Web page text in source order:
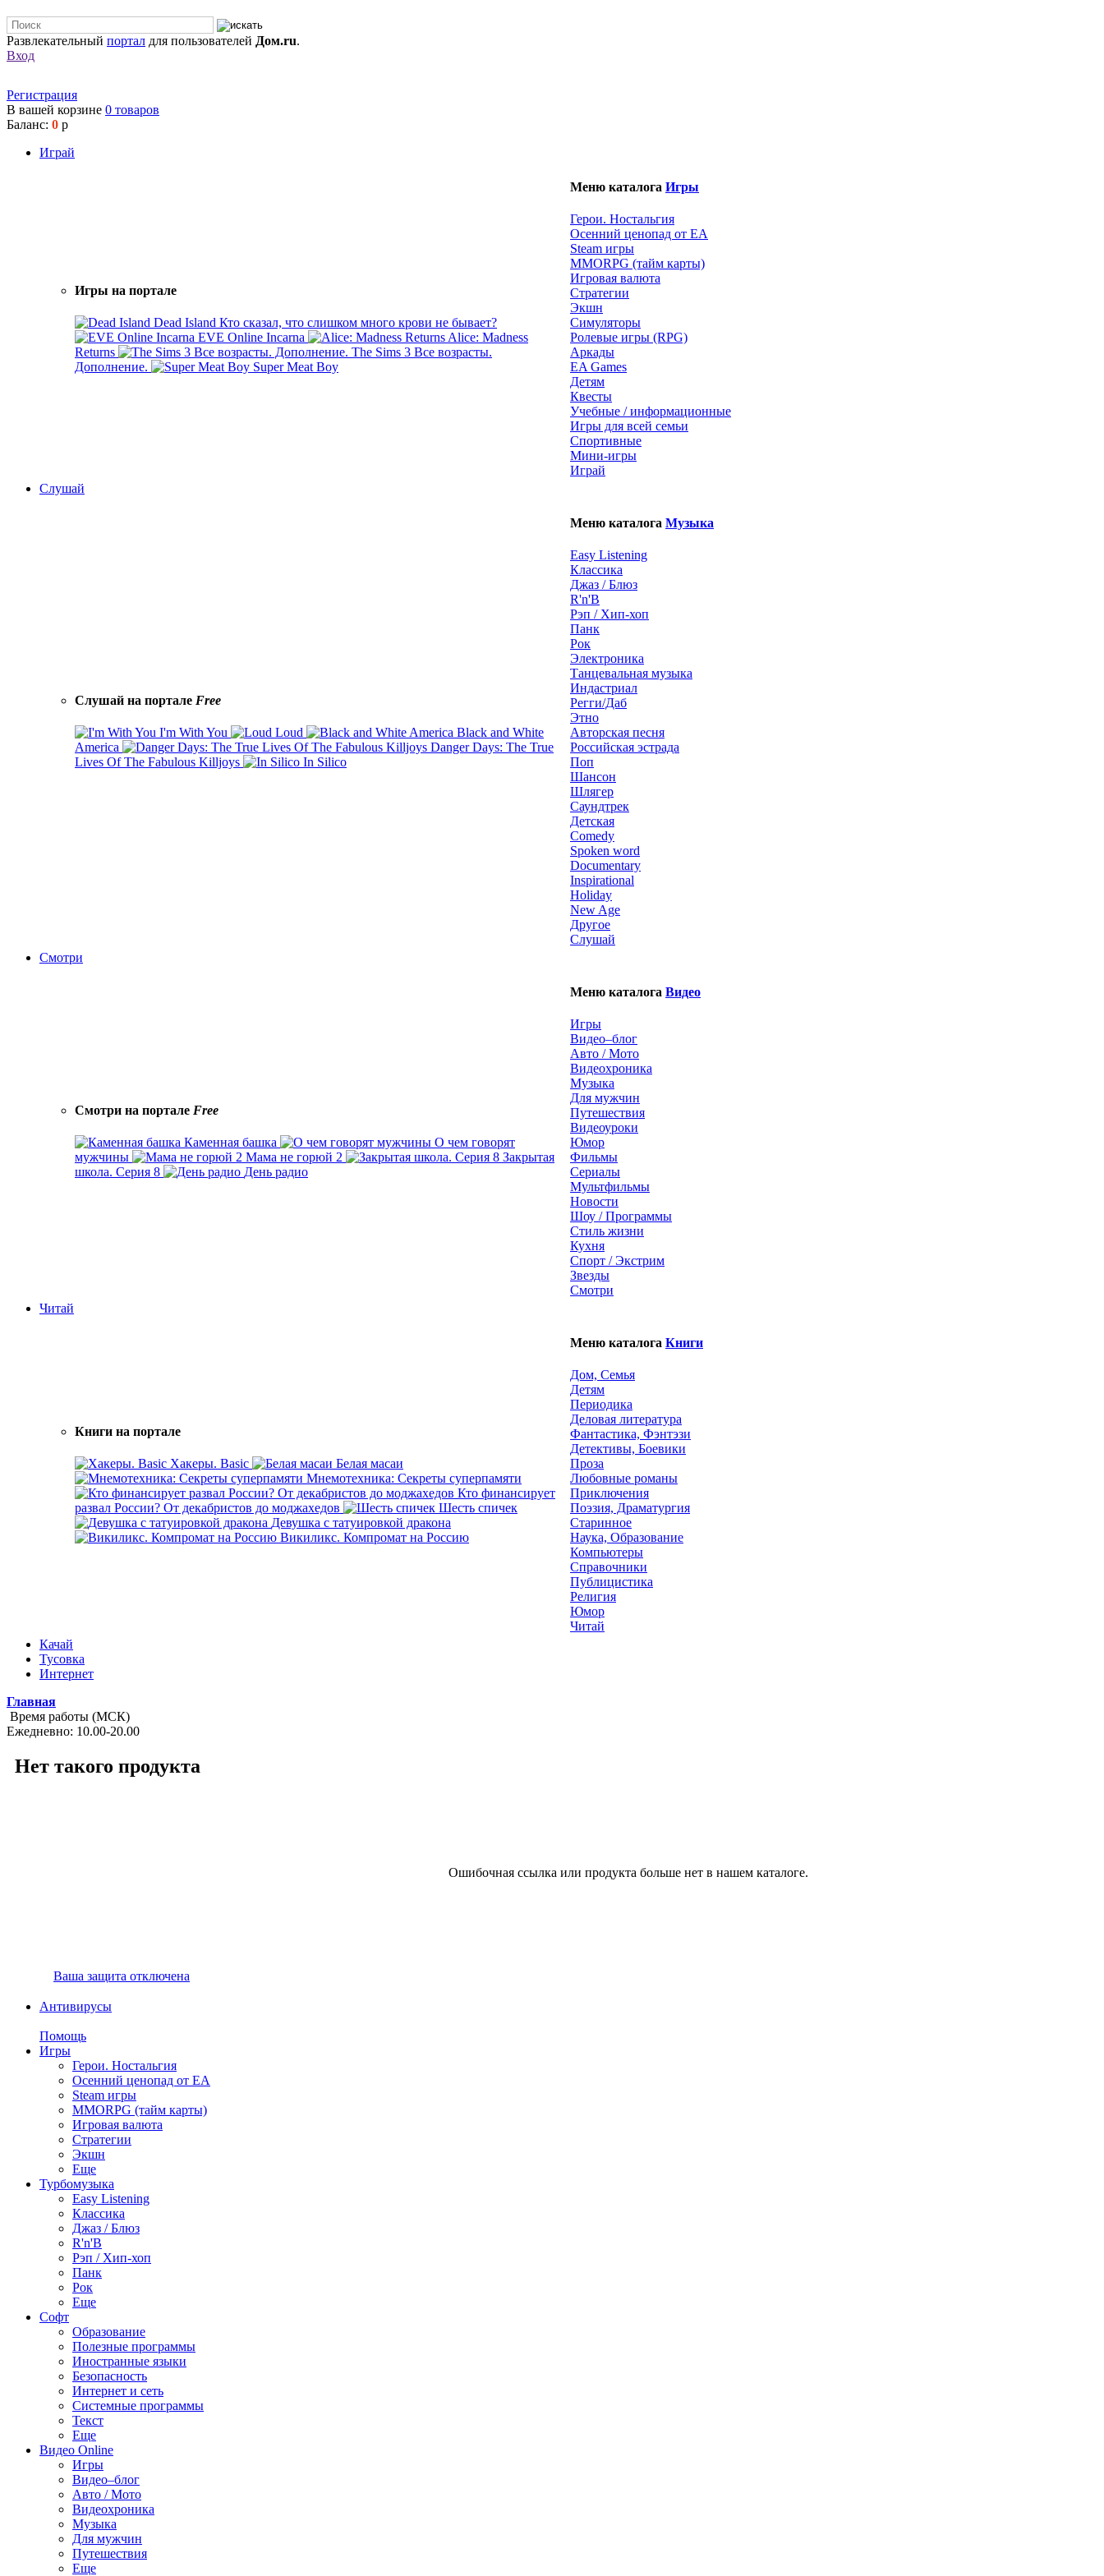
Развлекательный портал для пользователей Дом.ru.
Вход
Регистрация
В вашей корзине 0 товаров
Баланс: 0 р
Играй
Игры на портале
Dead Island Кто сказал, что слишком много крови не бывает?
EVE Online Incarna
Alice: Madness
Returns
The Sims 3 Все возрасты.
Дополнение.
Super Meat Boy
Меню каталога Игры
Герои. Ностальгия
Осенний ценопад от EA
Steam игры
MMORPG (тайм карты)
Игровая валюта
Стратегии
Экшн
Симуляторы
Ролевые игры (RPG)
Аркады
EA Games
Детям
Квесты
Учебные / информационные
Игры для всей семьи
Спортивные
Мини-игры
Играй
Слушай
Слушай на портале Free
I'm With You Loud
Black and White
America
Danger Days: The True
Lives Of The Fabulous Killjoys
In Silico
Меню каталога Музыка
Easy Listening
Классика
Джаз / Блюз
R'n'B
Рэп / Хип-хоп
Панк
Рок
Электроника
Танцевальная музыка
Индастриал
Регги/Даб
Этно
Авторская песня
Российская эстрада
Поп
Шансон
Шлягер
Саундтрек
Детская
Comedy
Spoken word
Documentary
Inspirational
Holiday
New Age
Другое
Слушай
Смотри
Смотри на портале Free
Каменная башка
О чем говорят
мужчины
Мама не горюй 2
Закрытая
школа. Серия 8
День радио
Меню каталога Видео
Игры
Видео–блог
Авто / Мото
Видеохроника
Музыка
Для мужчин
Путешествия
Видеоуроки
Юмор
Фильмы
Сериалы
Мультфильмы
Новости
Шоу / Программы
Стиль жизни
Кухня
Спорт / Экстрим
Звезды
Смотри
Читай
Книги на портале
Хакеры. Basic
Белая масаи
Мнемотехника: Секреты суперпамяти
Кто финансирует
развал России? От декабристов до моджахедов
Шесть спичек
Девушка с татуировкой дракона
Викиликс. Компромат на Россию
Меню каталога Книги
Дом, Семья
Детям
Периодика
Деловая литература
Фантастика, Фэнтэзи
Детективы, Боевики
Проза
Любовные романы
Приключения
Поэзия, Драматургия
Старинное
Наука, Образование
Компьютеры
Справочники
Публицистика
Религия
Юмор
Читай
Качай
Тусовка
Интернет
Главная
Время работы (МСК)
Ежедневно: 10.00-20.00
Нет такого продукта
Ошибочная ссылка или продукта больше нет в нашем каталоге.
Ваша защита отключена
Антивирусы
Помощь
Игры
Герои. Ностальгия
Осенний ценопад от EA
Steam игры
MMORPG (тайм карты)
Игровая валюта
Стратегии
Экшн
Еще
Турбомузыка
Easy Listening
Классика
Джаз / Блюз
R'n'B
Рэп / Хип-хоп
Панк
Рок
Еще
Софт
Образование
Полезные программы
Иностранные языки
Безопасность
Интернет и сеть
Системные программы
Текст
Еще
Видео Online
Игры
Видео–блог
Авто / Мото
Видеохроника
Музыка
Для мужчин
Путешествия
Еще